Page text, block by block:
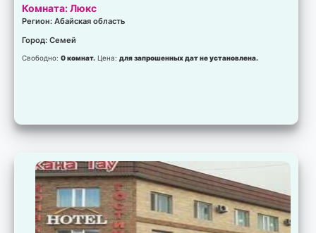
Комната: Люкс
Регион: Абайская область
Город: Семей
Свободно:0 комнат. Цена:для запрошенных дат не установлена.